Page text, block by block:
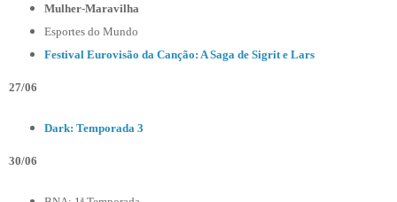
Mulher-Maravilha
Esportes do Mundo
Festival Eurovisão da Canção: A Saga de Sigrit e Lars
27/06
Dark: Temporada 3
30/06